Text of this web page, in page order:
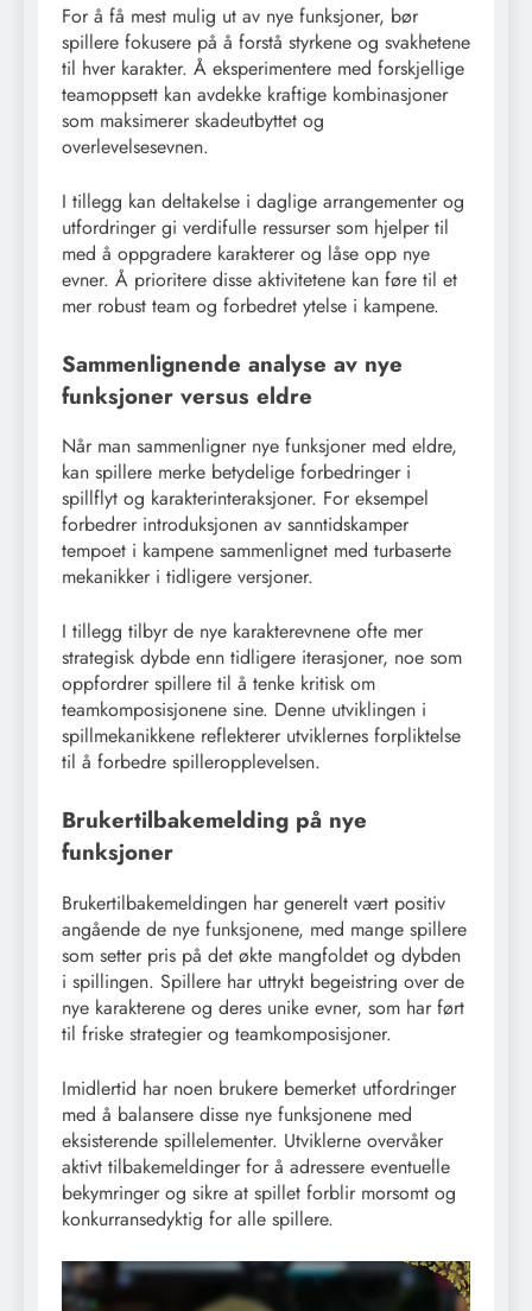
For å få mest mulig ut av nye funksjoner, bør
spillere fokusere på å forstå styrkene og svakhetene
til hver karakter. Å eksperimentere med forskjellige
teamoppsett kan avdekke kraftige kombinasjoner
som maksimerer skadeutbyttet og
overlevelsesevnen.
I tillegg kan deltakelse i daglige arrangementer og
utfordringer gi verdifulle ressurser som hjelper til
med å oppgradere karakterer og låse opp nye
evner. Å prioritere disse aktivitetene kan føre til et
mer robust team og forbedret ytelse i kampene.
Sammenlignende analyse av nye
funksjoner versus eldre
Når man sammenligner nye funksjoner med eldre,
kan spillere merke betydelige forbedringer i
spillflyt og karakterinteraksjoner. For eksempel
forbedrer introduksjonen av sanntidskamper
tempoet i kampene sammenlignet med turbaserte
mekanikker i tidligere versjoner.
I tillegg tilbyr de nye karakterevnene ofte mer
strategisk dybde enn tidligere iterasjoner, noe som
oppfordrer spillere til å tenke kritisk om
teamkomposisjonene sine. Denne utviklingen i
spillmekanikkene reflekterer utviklernes forpliktelse
til å forbedre spilleropplevelsen.
Brukertilbakemelding på nye
funksjoner
Brukertilbakemeldingen har generelt vært positiv
angående de nye funksjonene, med mange spillere
som setter pris på det økte mangfoldet og dybden
i spillingen. Spillere har uttrykt begeistring over de
nye karakterene og deres unike evner, som har ført
til friske strategier og teamkomposisjoner.
Imidlertid har noen brukere bemerket utfordringer
med å balansere disse nye funksjonene med
eksisterende spillelementer. Utviklerne overvåker
aktivt tilbakemeldinger for å adressere eventuelle
bekymringer og sikre at spillet forblir morsomt og
konkurransedyktig for alle spillere.